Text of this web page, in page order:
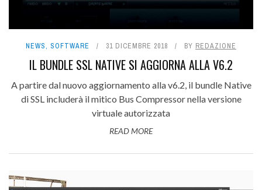
NEWS, SOFTWARE 31 DICEMBRE 2018 BY REDAZIONE
IL BUNDLE SSL NATIVE SI AGGIORNA ALLA V6.2
A partire dal nuovo aggiornamento alla v6.2, il bundle Native
di SSL includerà il mitico Bus Compressor nella versione
virtuale autorizzata
READ MORE